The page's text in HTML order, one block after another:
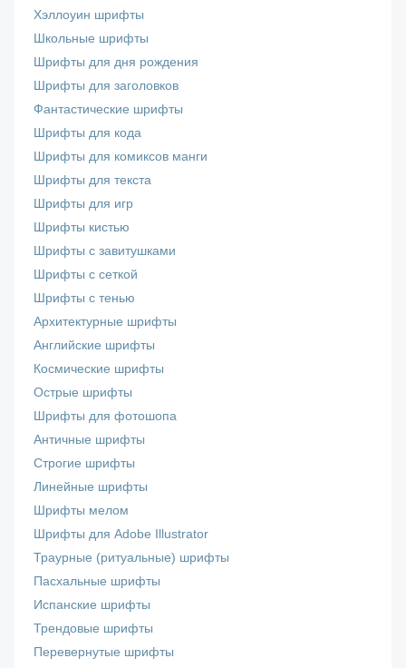
Хэллоуин шрифты
Школьные шрифты
Шрифты для дня рождения
Шрифты для заголовков
Фантастические шрифты
Шрифты для кода
Шрифты для комиксов манги
Шрифты для текста
Шрифты для игр
Шрифты кистью
Шрифты с завитушками
Шрифты с сеткой
Шрифты с тенью
Архитектурные шрифты
Английские шрифты
Космические шрифты
Острые шрифты
Шрифты для фотошопа
Античные шрифты
Строгие шрифты
Линейные шрифты
Шрифты мелом
Шрифты для Adobe Illustrator
Траурные (ритуальные) шрифты
Пасхальные шрифты
Испанские шрифты
Трендовые шрифты
Перевернутые шрифты